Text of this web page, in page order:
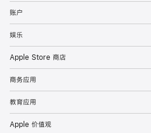
账户
娱乐
Apple Store 商店
商务应用
教育应用
Apple 价值观